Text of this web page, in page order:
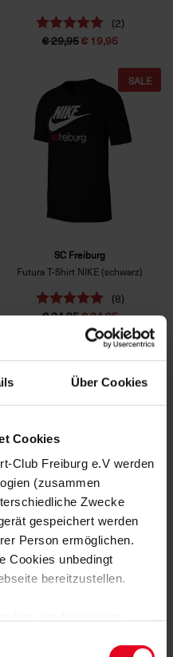
Über Cookies
Cookies
Club Freiburg e.V werden
(zusammen
Zwecke
gespeichert werden
Person ermöglichen.
Cookies unbedingt
bereitzustellen.
(2)
€ 29,95€ 19,95
SC Freiburg
Futura T-Shirt NIKE (schwarz)
(8)
€ 34,95€ 24,95
SALE
T-Shirt "Salli Zemme"
(4)